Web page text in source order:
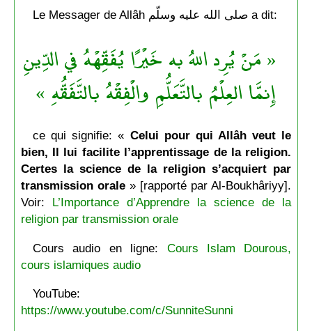
Le Messager de Allâh صلى الله عليه وسلّم a dit:
« مَنْ يُرِد اللهُ به خَيْرًا يُفَقِّهْهُ في الدِّينِ
إِنمَّا العِلْمُ بالتَّعَلُّمِ والْفِقْهُ بالتَّفَقُّهِ »
ce qui signifie: « Celui pour qui Allâh veut le
bien, Il lui facilite l’apprentissage de la religion.
Certes la science de la religion s’acquiert par
transmission orale» [rapporté par Al-Boukhâriyy].
Voir: L’Importance d’Apprendre la science de la
religion par transmission orale
Cours audio en ligne: Cours Islam Dourous,
cours islamiques audio
YouTube:
https://www.youtube.com/c/SunniteSunni